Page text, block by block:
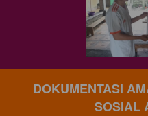
DOKUMENTASI
SOSIAL